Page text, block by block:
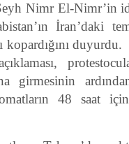
Nimr El-Nimr’in
İran’daki
kopardığını
girmesinin
48 saat